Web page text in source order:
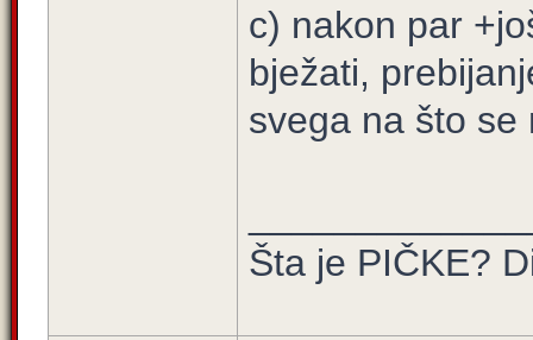
c) nakon par
bježati,
svega na što se
Šta je PIČKE?